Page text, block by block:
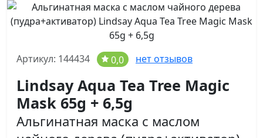
Артикул: 144434 0,0 нет отзывов
Lindsay Aqua Tea Tree Magic
Mask 65g + 6,5g
Альгинатная маска с маслом